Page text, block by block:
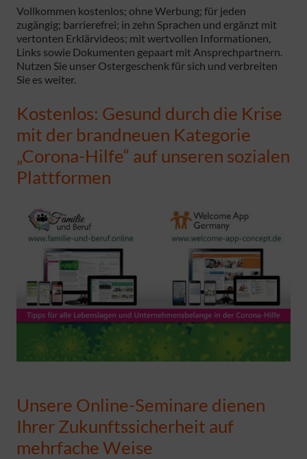
Vollkommen kostenlos; ohne Werbung; für jeden
zugängig; barrierefrei; in zehn Sprachen und ergänzt mit
vertonten Erklärvideos; mit wertvollen Informationen,
Links sowie Dokumenten gepaart mit Ansprechpartnern.
Nutzen Sie unser Ostergeschenk für sich und verbreiten
Sie es weiter.
Kostenlos: Gesund durch die Krise
mit der brandneuen Kategorie
„Corona-Hilfe“ auf unseren sozialen
Plattformen
Unsere Online-Seminare dienen
Ihrer Zukunftssicherheit auf
mehrfache Weise